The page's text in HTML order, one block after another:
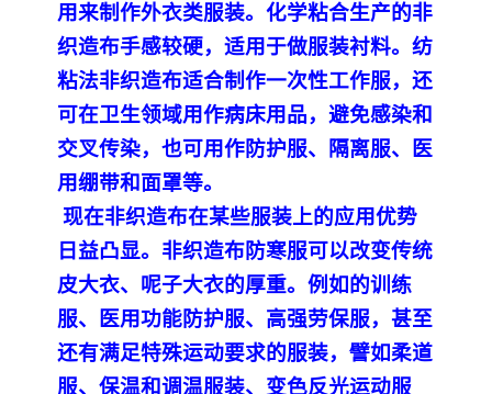
用来制作外衣类服装。化学粘合生产的非
织造布手感较硬，适用于做服装衬料。纺
粘法非织造布适合制作一次性工作服，还
可在卫生领域用作病床用品，避免感染和
交叉传染，也可用作防护服、隔离服、医
用绷带和面罩等。
现在非织造布在某些服装上的应用优势
日益凸显。非织造布防寒服可以改变传统
皮大衣、呢子大衣的厚重。例如的训练
服、医用功能防护服、高强劳保服，甚至
还有满足特殊运动要求的服装，譬如柔道
服、保温和调温服装、变色反光运动服